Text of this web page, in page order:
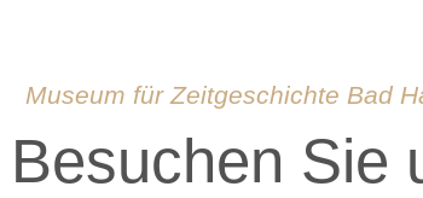
Museum für Zeitgeschichte Bad
Besuchen Sie